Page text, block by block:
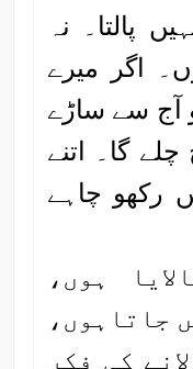
پالتا۔ نہ
اگر میرے
آج سے ساڑے
گا۔ اتنے
رکھو چاہے
ہوں،
جاتاہوں،
کی فکر